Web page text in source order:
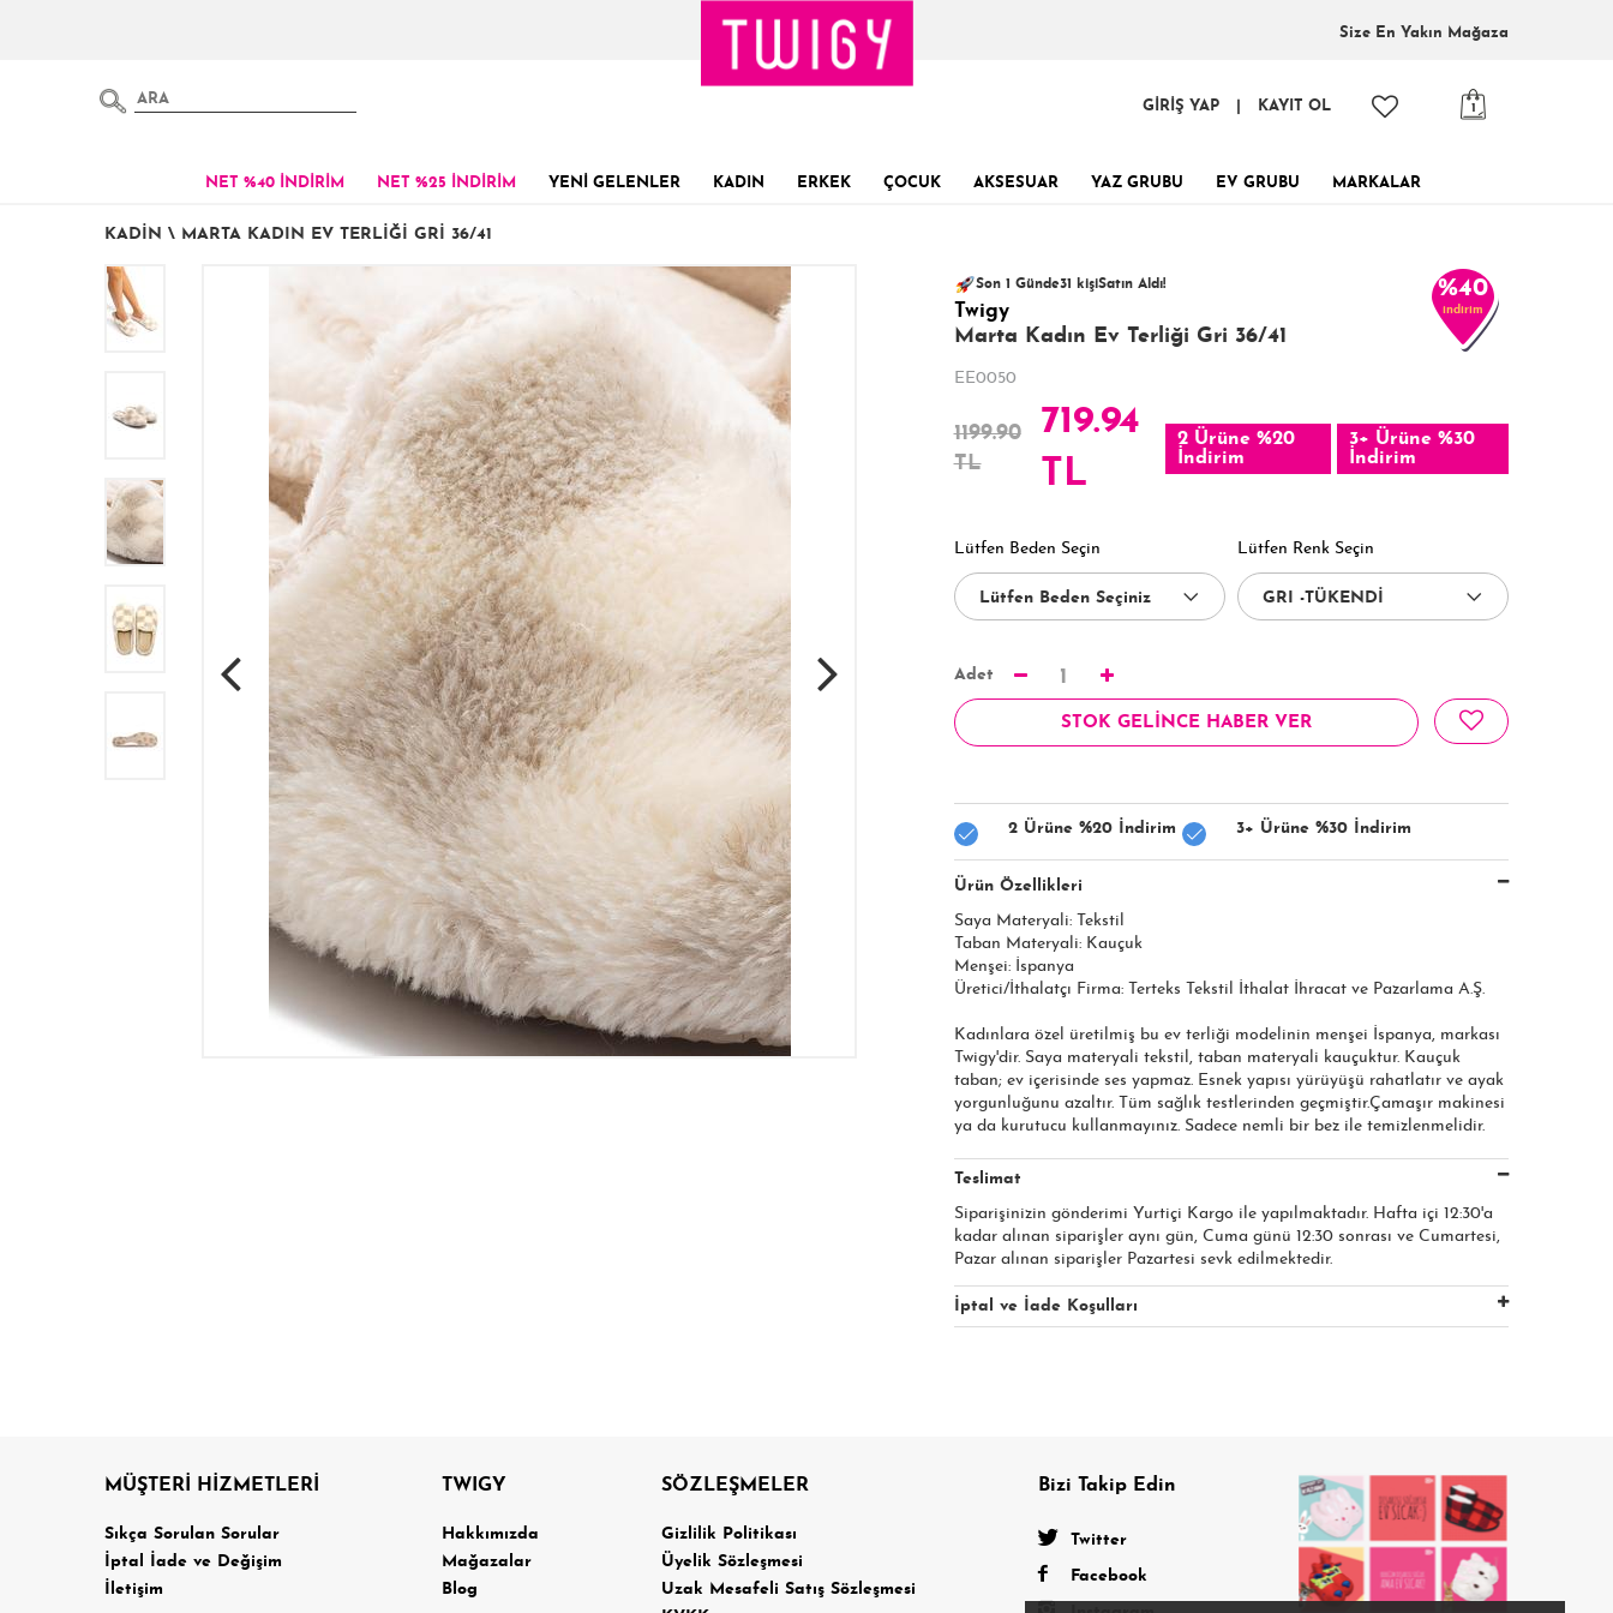
Size En Yakın Mağaza
1
GİRİŞ YAP KAYIT OL
NET %40 İNDİRİM NET %25 İNDİRİM YENİ GELENLER KADIN ERKEK ÇOCUK AKSESUAR YAZ GRUBU EV GRUBU MARKALAR
KADIN \ MARTA KADIN EV TERLIĞI GRI 36/41
Son 1 Günde31 kişiSatın Aldı!
Son 24 Saatte
Twigy
Marta Kadın Ev Terliği Gri 36/41
%40
indirim
EE0050
1199.90
TL
719.94
TL
2 Ürüne %20
İndirim
3+ Ürüne %30
İndirim
Lütfen Beden Seçin Lütfen Renk Seçin
Adet 1
STOK GELİNCE HABER VER
2 Ürüne %20 İndirim 3+ Ürüne %30 İndirim
Ürün Özellikleri
Saya Materyali: Tekstil
Taban Materyali: Kauçuk
Menşei: İspanya
Üretici/İthalatçı Firma: Terteks Tekstil İthalat İhracat ve Pazarlama A.Ş.​​​
Kadınlara özel üretilmiş bu ev terliği modelinin menşei İspanya, markası
Twigy'dir. Saya materyali tekstil, taban materyali kauçuktur. Kauçuk
taban; ev içerisinde ses yapmaz. Esnek yapısı yürüyüşü rahatlatır ve ayak
yorgunluğunu azaltır. Tüm sağlık testlerinden geçmiştir.Çamaşır makinesi
ya da kurutucu kullanmayınız. Sadece nemli bir bez ile temizlenmelidir.
Teslimat
Siparişinizin gönderimi Yurtiçi Kargo ile yapılmaktadır. Hafta içi 12:30'a
kadar alınan siparişler aynı gün, Cuma günü 12:30 sonrası ve Cumartesi,
Pazar alınan siparişler Pazartesi sevk edilmektedir.
İptal ve İade Koşulları
MÜŞTERİ HİZMETLERİ
Sıkça Sorulan Sorular
İptal İade ve Değişim
İletişim
TWIGY
Hakkımızda
Mağazalar
Blog
SÖZLEŞMELER
Gizlilik Politikası
Üyelik Sözleşmesi
Uzak Mesafeli Satış Sözleşmesi
Bizi Takip Edin
Twitter
Facebook